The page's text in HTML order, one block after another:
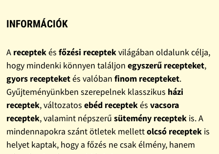
INFORMÁCIÓK
A receptekés főzési receptekvilágában oldalunk célja,
hogy mindenki könnyen találjon egyszerű recepteket,
gyors recepteketés valóban finom recepteket.
Gyűjteményünkben szerepelnek klasszikus házi
receptek, változatos ebéd receptekés vacsora
receptek, valamint népszerű sütemény receptekis. A
mindennapokra szánt ötletek mellettolcsó receptekis
helyet kaptak, hogy a főzés ne csak élmény, hanem